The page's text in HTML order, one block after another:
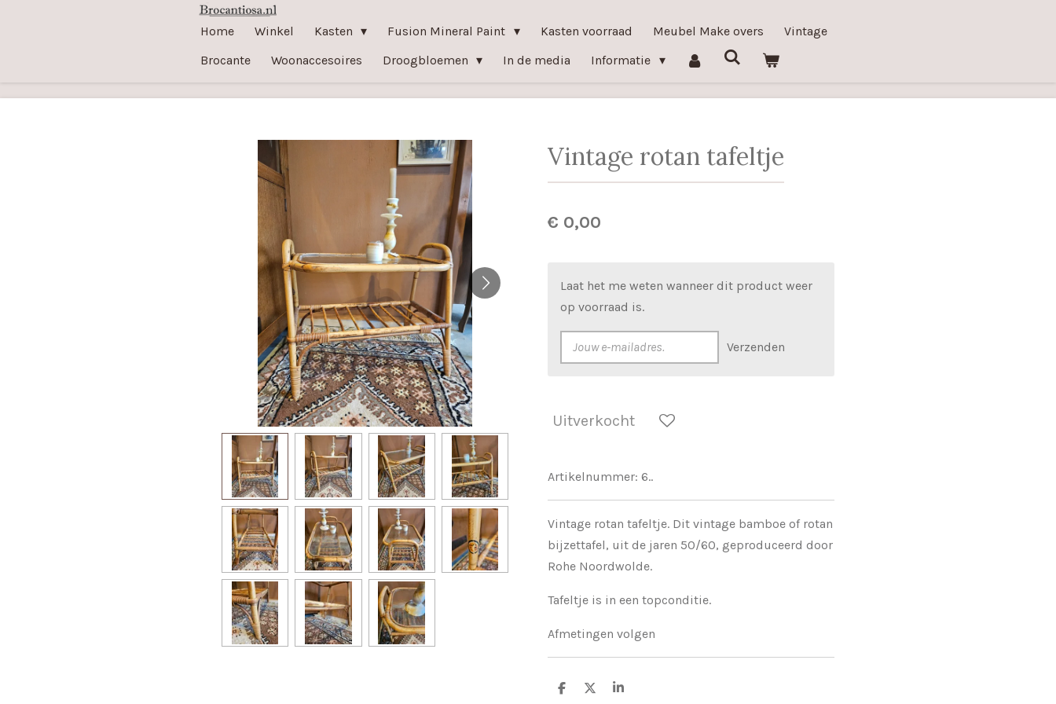
hoofdinhoud
Home Winkel Kasten Fusion Mineral Paint Kasten voorraad Meubel Make overs
Vintage
Brocante
Woonaccesoires Droogbloemen In de media Informatie
Vintage rotan tafeltje
€ 0,00
Laat het me weten wanneer dit product weer
op voorraad is.
Verzenden
Uitverkocht
Artikelnummer: 6..
Vintage rotan tafeltje. Dit vintage bamboe of rotan
bijzettafel, uit de jaren 50/60, geproduceerd door
Rohe Noordwolde.
Tafeltje is in een topconditie.
Afmetingen volgen
D
D
S